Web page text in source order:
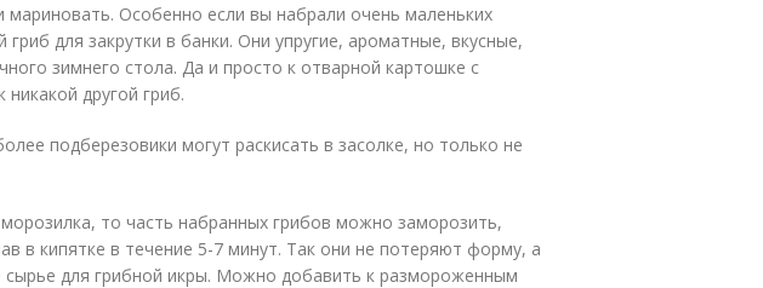
мариновать. Особенно если вы набрали очень маленьких
гриб для закрутки в банки. Они упругие, ароматные, вкусные,
зимнего стола. Да и просто к отварной картошке с
другой гриб.
подберезовики могут раскисать в засолке, но только не
то часть набранных грибов можно заморозить,
в кипятке в течение 5-7 минут. Так они не потеряют форму, а
сырье для грибной икры. Можно добавить к размороженным